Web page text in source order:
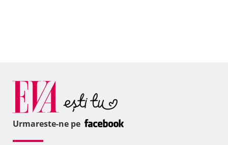
Urmareste-ne pe